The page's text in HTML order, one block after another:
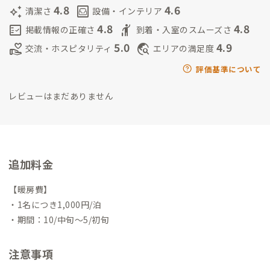
rkcation - 一般社団法人日本ワーケーション協会 ワーケーショ
ンコンシェルジュ
斜里高等学校に在学していました。
里郡在住 北海道 斜里郡出身
auto_awesome 清潔さ 4.8 living 設備・インテリア 4.6
fact_check 掲載情報の正確さ 4.8 hail 到着・入室のスムーズさ 4.8
volunteer_activism 交流・ホスピタリティ 5.0 travel_explore エリアの満足度 4.9
評価基準について
レビューはまだありません
追加料金
【暖房費】
・1名につき1,000円/泊
・期間：10/中旬〜5/初旬
注意事項